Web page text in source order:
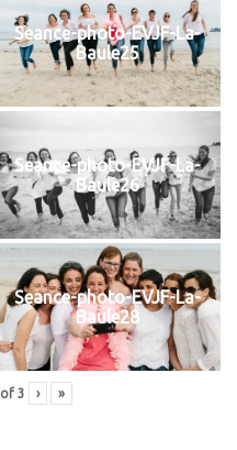
Seance-photo-EVJF-La-
Baule25
Seance-photo-EVJF-La-
Baule26
Seance-photo-EVJF-La-
Baule28
of 3 › »